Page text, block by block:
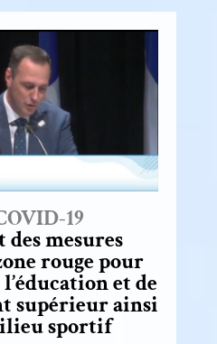
19
mesures
rouge pour
et de
supérieur ainsi
sportif